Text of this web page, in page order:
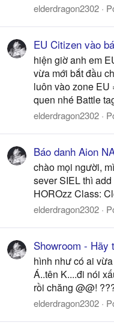
elderdragon2302
EU Citizen vào
hiện giờ anh em
vừa mới bắt đầu
luôn vào zone EU
quen nhé Battle
elderdragon2302
Báo danh Aion
chào mọi người,
sever SIEL thì
HOROzz Class:
elderdragon2302
Showroom - Hãy
hình như có ai
Á..tên K....đi nói
rồi chăng @@!
elderdragon2302